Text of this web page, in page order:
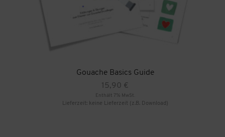
Gouache Basics Guide
15,90 €
Enthält 7% MwSt.
Lieferzeit: keine Lieferzeit (z.B. Download)